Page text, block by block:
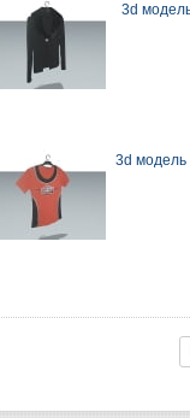
3d
3d модель